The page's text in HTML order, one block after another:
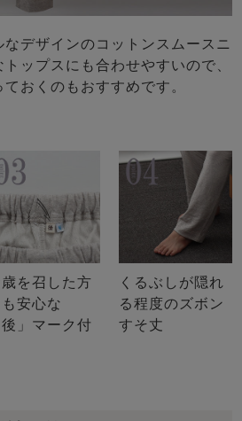
デザインのコットンスムースニ
ップスにも合わせやすいので、
おくのもおすすめです。
を召した方
安心な
後」マーク付
くるぶしが隠れ
る程度のズボン
すそ丈